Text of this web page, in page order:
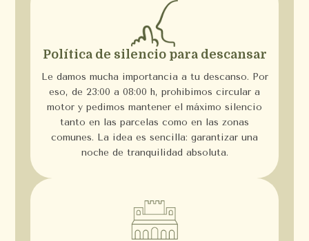
Política de silencio para descansar
Le damos mucha importancia a tu descanso. Por
eso, de 23:00 a 08:00 h, prohibimos circular a
motor y pedimos mantener el máximo silencio
tanto en las parcelas como en las zonas
comunes. La idea es sencilla: garantizar una
noche de tranquilidad absoluta.